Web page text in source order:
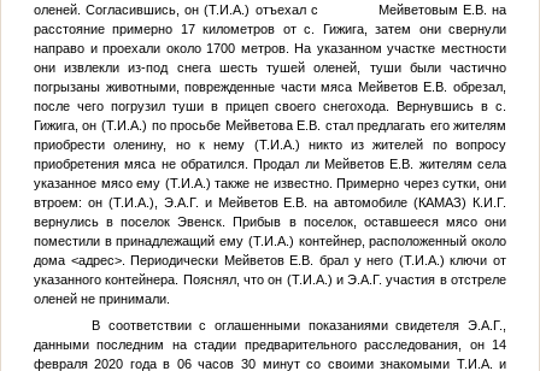
оленей. Согласившись, он (Т.И.А.) отъехал с Мейветовым Е.В. на
расстояние примерно 17 километров от с. Гижига, затем они свернули
направо и проехали около 1700 метров. На указанном участке местности
они извлекли из-под снега шесть тушей оленей, туши были частично
погрызаны животными, поврежденные части мяса Мейветов Е.В. обрезал,
после чего погрузил туши в прицеп своего снегохода. Вернувшись в с.
Гижига, он (Т.И.А. ) по просьбе Мейветова Е.В. стал предлагать его жителям
приобрести оленину, но к нему (Т.И.А. ) никто из жителей по вопросу
приобретения мяса не обратился. Продал ли Мейветов Е.В. жителям села
указанное мясо ему (Т.И.А. ) также не известно. Примерно через сутки, они
втроем: он (Т.И.А. ), Э.А.Г. и Мейветов Е.В. на автомобиле (КАМАЗ)К.И.Г.
вернулись в поселок Эвенск. Прибыв в поселок, оставшееся мясо они
поместили в принадлежащий ему (Т.И.А. ) контейнер, расположенный около
дома <адрес>. Периодически Мейветов Е.В. брал у него (Т.И.А. ) ключи от
указанного контейнера. Пояснял, что он (Т.И.А. ) иЭ.А.Г. участия в отстреле
оленей не принимали.
В соответствии с оглашенными показаниями свидетеляЭ.А.Г.
данными последним на стадии предварительного расследования, он 14
февраля 2020 года в 06 часов 30 минут со своими знакомыми Т.И.А.
и